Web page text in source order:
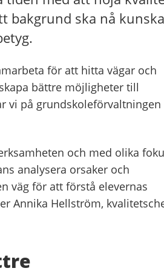
bakgrund ska nå
för att hitta vägar och
bättre möjligheter till
vi på grundskoleförvaltningen
och med olika
analysera orsaker och
väg för att förstå elevernas
Annika Hellström,